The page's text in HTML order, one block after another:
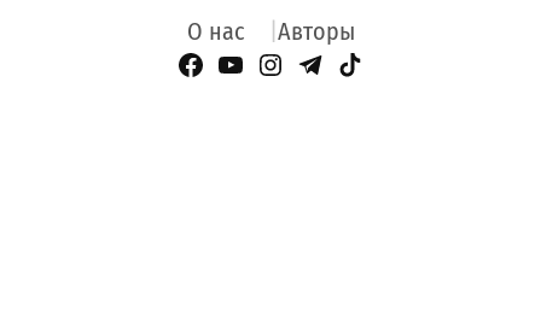
О нас Авторы
Facebook Page
YouTube
Instagram
Telegram
TikTok